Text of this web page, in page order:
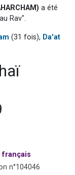
en groupe sur Zoom
Torah-Box Music
3 personnes viennent de nous rejoindre sur WhatsApp
a été
Rav".
(31 fois), Da'at
français
n°104046